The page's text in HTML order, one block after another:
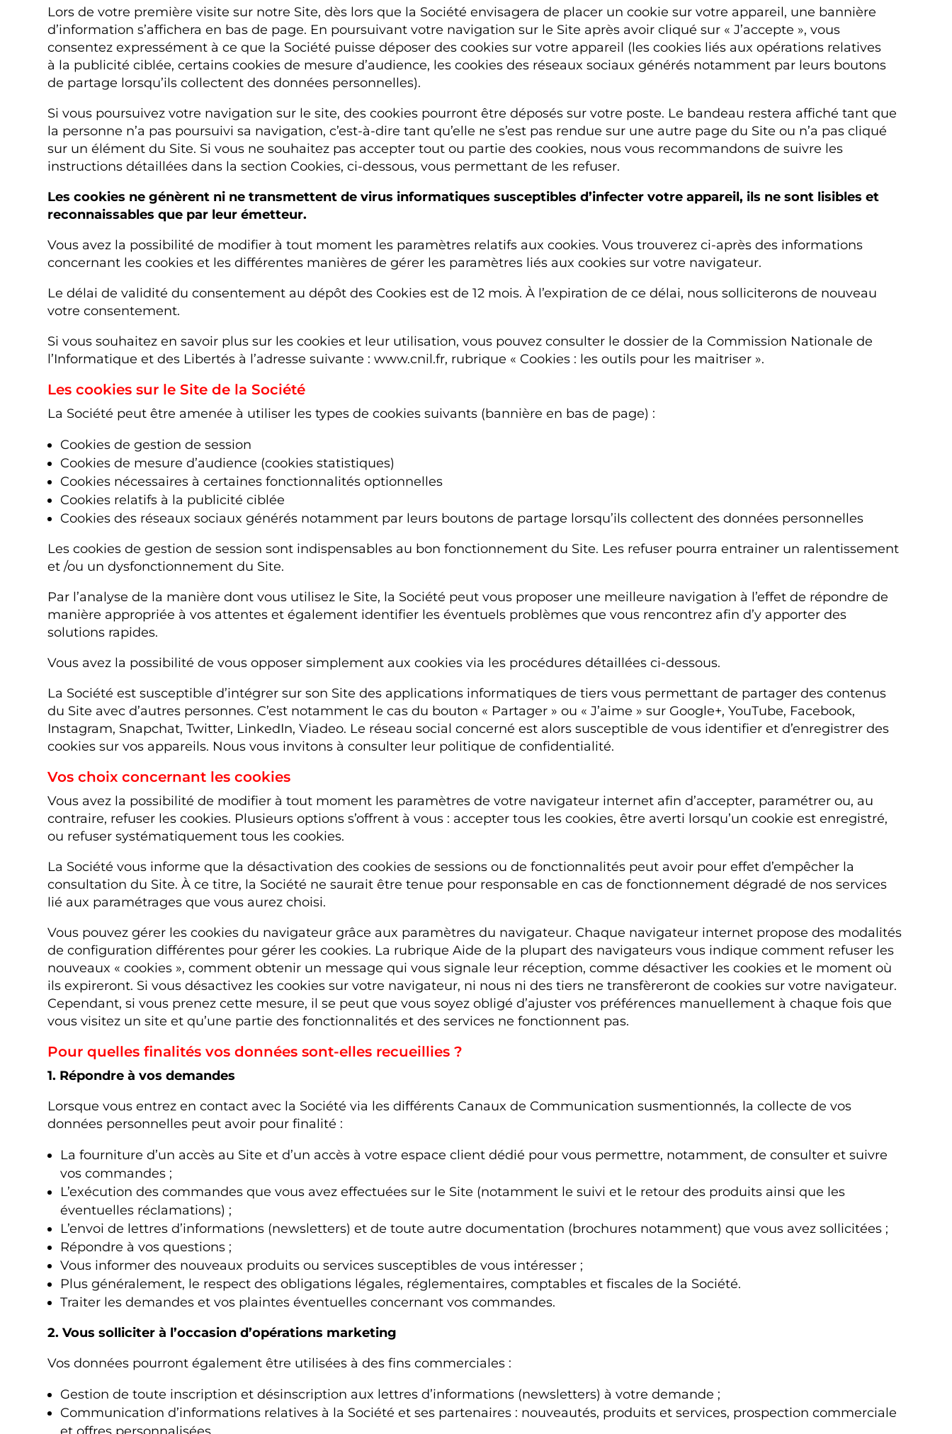
Lors de votre première visite sur notre Site, dès lors que la Société envisagera de placer un cookie sur votre appareil, une bannière
d’information s’affichera en bas de page. En poursuivant votre navigation sur le Site après avoir cliqué sur « J’accepte », vous
consentez expressément à ce que la Société puisse déposer des cookies sur votre appareil (les cookies liés aux opérations relatives
à la publicité ciblée, certains cookies de mesure d’audience, les cookies des réseaux sociaux générés notamment par leurs boutons
de partage lorsqu’ils collectent des données personnelles).
Si vous poursuivez votre navigation sur le site, des cookies pourront être déposés sur votre poste. Le bandeau restera affiché tant que
la personne n’a pas poursuivi sa navigation, c’est-à-dire tant qu’elle ne s’est pas rendue sur une autre page du Site ou n’a pas cliqué
sur un élément du Site. Si vous ne souhaitez pas accepter tout ou partie des cookies, nous vous recommandons de suivre les
instructions détaillées dans la section Cookies, ci-dessous, vous permettant de les refuser.
Les cookies ne génèrent ni ne transmettent de virus informatiques susceptibles d’infecter votre appareil, ils ne sont lisibles et
reconnaissables que par leur émetteur.
Vous avez la possibilité de modifier à tout moment les paramètres relatifs aux cookies. Vous trouverez ci-après des informations
concernant les cookies et les différentes manières de gérer les paramètres liés aux cookies sur votre navigateur.
Le délai de validité du consentement au dépôt des Cookies est de 12 mois. À l’expiration de ce délai, nous solliciterons de nouveau
votre consentement.
Si vous souhaitez en savoir plus sur les cookies et leur utilisation, vous pouvez consulter le dossier de la Commission Nationale de
l’Informatique et des Libertés à l’adresse suivante : www.cnil.fr, rubrique « Cookies : les outils pour les maitriser ».
Les cookies sur le Site de la Société
La Société peut être amenée à utiliser les types de cookies suivants (bannière en bas de page) :
Cookies de gestion de session
Cookies de mesure d’audience (cookies statistiques)
Cookies nécessaires à certaines fonctionnalités optionnelles
Cookies relatifs à la publicité ciblée
Cookies des réseaux sociaux générés notamment par leurs boutons de partage lorsqu’ils collectent des données personnelles
Les cookies de gestion de session sont indispensables au bon fonctionnement du Site. Les refuser pourra entrainer un ralentissement
et /ou un dysfonctionnement du Site.
Par l’analyse de la manière dont vous utilisez le Site, la Société peut vous proposer une meilleure navigation à l’effet de répondre de
manière appropriée à vos attentes et également identifier les éventuels problèmes que vous rencontrez afin d’y apporter des
solutions rapides.
Vous avez la possibilité de vous opposer simplement aux cookies via les procédures détaillées ci-dessous.
La Société est susceptible d’intégrer sur son Site des applications informatiques de tiers vous permettant de partager des contenus
du Site avec d’autres personnes. C’est notamment le cas du bouton « Partager » ou « J’aime » sur Google+, YouTube, Facebook,
Instagram, Snapchat, Twitter, LinkedIn, Viadeo. Le réseau social concerné est alors susceptible de vous identifier et d’enregistrer des
cookies sur vos appareils. Nous vous invitons à consulter leur politique de confidentialité.
Vos choix concernant les cookies
Vous avez la possibilité de modifier à tout moment les paramètres de votre navigateur internet afin d’accepter, paramétrer ou, au
contraire, refuser les cookies. Plusieurs options s’offrent à vous : accepter tous les cookies, être averti lorsqu’un cookie est enregistré,
ou refuser systématiquement tous les cookies.
La Société vous informe que la désactivation des cookies de sessions ou de fonctionnalités peut avoir pour effet d’empêcher la
consultation du Site. À ce titre, la Société ne saurait être tenue pour responsable en cas de fonctionnement dégradé de nos services
lié aux paramétrages que vous aurez choisi.
Vous pouvez gérer les cookies du navigateur grâce aux paramètres du navigateur. Chaque navigateur internet propose des modalités
de configuration différentes pour gérer les cookies. La rubrique Aide de la plupart des navigateurs vous indique comment refuser les
nouveaux « cookies », comment obtenir un message qui vous signale leur réception, comme désactiver les cookies et le moment où
ils expireront. Si vous désactivez les cookies sur votre navigateur, ni nous ni des tiers ne transfèreront de cookies sur votre navigateur.
Cependant, si vous prenez cette mesure, il se peut que vous soyez obligé d’ajuster vos préférences manuellement à chaque fois que
vous visitez un site et qu’une partie des fonctionnalités et des services ne fonctionnent pas.
Pour quelles finalités vos données sont-elles recueillies ?
1. Répondre à vos demandes
Lorsque vous entrez en contact avec la Société via les différents Canaux de Communication susmentionnés, la collecte de vos
données personnelles peut avoir pour finalité :
La fourniture d’un accès au Site et d’un accès à votre espace client dédié pour vous permettre, notamment, de consulter et suivre
vos commandes ;
L’exécution des commandes que vous avez effectuées sur le Site (notamment le suivi et le retour des produits ainsi que les
éventuelles réclamations) ;
L’envoi de lettres d’informations (newsletters) et de toute autre documentation (brochures notamment) que vous avez sollicitées ;
Répondre à vos questions ;
Vous informer des nouveaux produits ou services susceptibles de vous intéresser ;
Plus généralement, le respect des obligations légales, réglementaires, comptables et fiscales de la Société.
Traiter les demandes et vos plaintes éventuelles concernant vos commandes.
2. Vous solliciter à l’occasion d’opérations marketing
Vos données pourront également être utilisées à des fins commerciales :
Gestion de toute inscription et désinscription aux lettres d’informations (newsletters) à votre demande ;
Communication d’informations relatives à la Société et ses partenaires : nouveautés, produits et services, prospection commerciale